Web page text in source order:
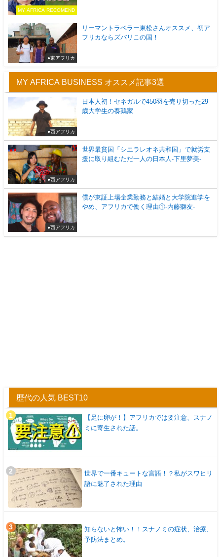
MY AFRICA RECOMEND
●東アフリカ
リーマントラベラー東松さんオススメ、初ア
フリカならズバリこの国！
MY AFRICA BUSINESS オススメ記事3選
●西アフリカ
日本人初！セネガルで450羽を売り切った29
歳大学生の養鶏家
●西アフリカ
世界最貧国「シエラレオネ共和国」で就労支
援に取り組むただ一人の日本人-下里夢美-
●西アフリカ
僕が東証上場企業勤務と結婚と大学院進学を
やめ、アフリカで働く理由①-内藤獅友-
歴代の人気 BEST10
【足に卵が！】アフリカでは要注意、スナノ
ミに寄生された話。
世界で一番キュートな言語！？私がスワヒリ
語に魅了された理由
知らないと怖い！！スナノミの症状、治療、
予防法まとめ。